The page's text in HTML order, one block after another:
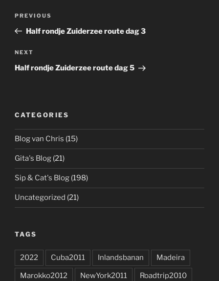
Previous
Post
PREVIOUS
Half rondje Zuiderzee route dag 3
Next
Post
NEXT
Half rondje Zuiderzee route dag 5
CATEGORIES
Blog van Chris (15)
Gita's Blog (21)
Sip & Cat's Blog (198)
Uncategorized (21)
TAGS
2022 Cuba2011 Inlandsbanan Madeira
Marokko2012 NewYork2011 Roadtrip2010